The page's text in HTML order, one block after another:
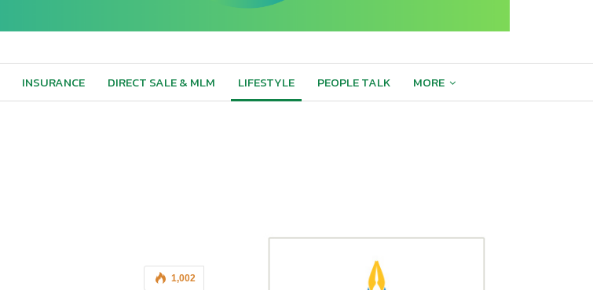
INSURANCE DIRECT SALE & MLM LIFESTYLE PEOPLE TALK MORE
1,002